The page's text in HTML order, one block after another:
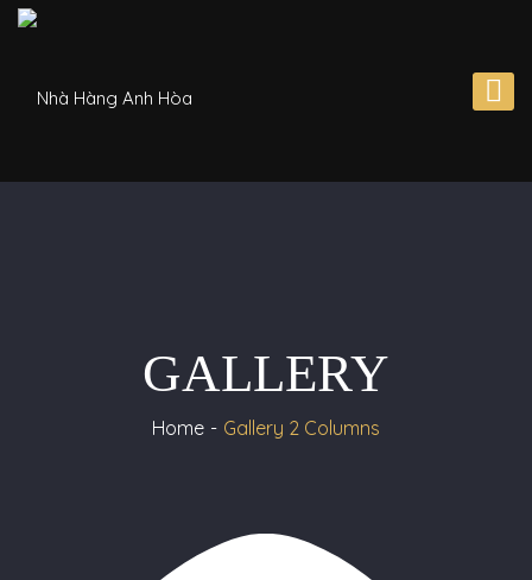
GALLERY
Home Gallery 2 Columns